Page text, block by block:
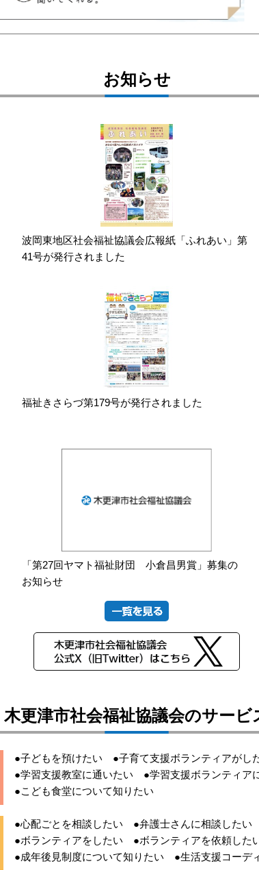
お知らせ
波岡東地区社会福祉協議会広報紙「ふれあい」第
41号が発行されました
福祉きさらづ第179号が発行されました
「第27回ヤマト福祉財団 小倉昌男賞」募集の
お知らせ
木更津市社会福祉協議会のサービ
●子どもを預けたい
●子育て支援ボランティアがし
●学習支援教室に通いたい
●学習支援ボランティア
●こども食堂について知りたい
●心配ごとを相談したい
●弁護士さんに相談したい
●ボランティアをしたい
●ボランティアを依頼した
●成年後見制度について知りたい
●生活支援コーデ